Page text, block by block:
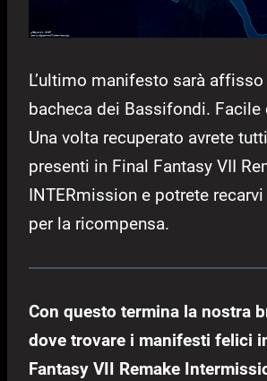
L’ultimo manifesto sarà
bacheca dei Bassifondi. Facile
Una volta recuperato avrete
presenti in Final Fantasy VII
INTERmission e potrete
per la ricompensa.
Con questo termina la nostra
dove trovare i manifesti felici
Fantasy VII Remake